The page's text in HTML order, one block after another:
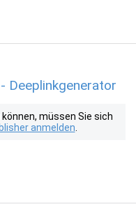
Deeplinkgenerator
müssen Sie sich
anmelden